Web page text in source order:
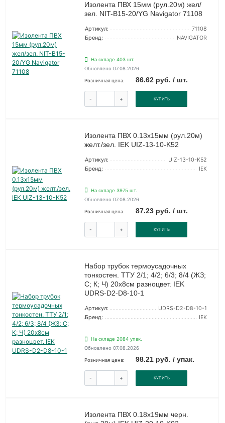
Изолента ПВХ 15мм (рул.20м) жел/
зел. NIT-B15-20/YG Navigator 71108
Артикул:
71108
Бренд:
NAVIGATOR
На складе 403 шт.
Обновлено 07.08.2026
Розничная цена: 86.62 руб. / шт.
- + КУПИТЬ
Изолента ПВХ 0.13х15мм (рул.20м)
желт./зел. IEK UIZ-13-10-K52
Артикул:
UIZ-13-10-K52
Бренд:
IEK
На складе 3975 шт.
Обновлено 07.08.2026
Розничная цена: 87.23 руб. / шт.
- + КУПИТЬ
Набор трубок термоусадочных
тонкостен. ТТУ 2/1; 4/2; 6/3; 8/4 (ЖЗ;
С; К; Ч) 20х8см разноцвет. IEK
UDRS-D2-D8-10-1
Артикул:
UDRS-D2-D8-10-1
Бренд:
IEK
На складе 2084 упак.
Обновлено 07.08.2026
Розничная цена: 98.21 руб. / упак.
- + КУПИТЬ
Изолента ПВХ 0.18х19мм черн.